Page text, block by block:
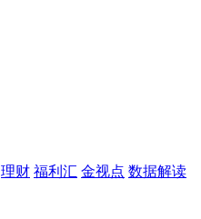
理财 福利汇 金视点 数据解读